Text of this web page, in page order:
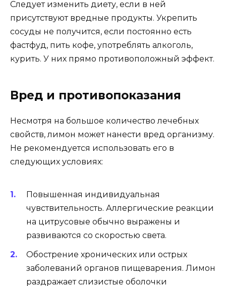
Следует изменить диету, если в ней
присутствуют вредные продукты. Укрепить
сосуды не получится, если постоянно есть
фастфуд, пить кофе, употреблять алкоголь,
курить. У них прямо противоположный эффект.
Вред и противопоказания
Несмотря на большое количество лечебных
свойств, лимон может нанести вред организму.
Не рекомендуется использовать его в
следующих условиях:
Повышенная индивидуальная
чувствительность. Аллергические реакции
на цитрусовые обычно выражены и
развиваются со скоростью света.
Обострение хронических или острых
заболеваний органов пищеварения. Лимон
раздражает слизистые оболочки